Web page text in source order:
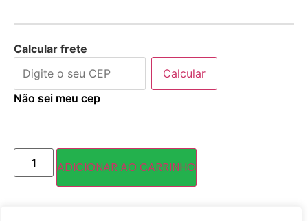
Calcular frete
Calcular
Não sei meu cep
ADICIONAR AO CARRINHO